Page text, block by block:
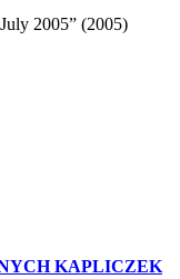
2005” (2005)
KAPLICZEK